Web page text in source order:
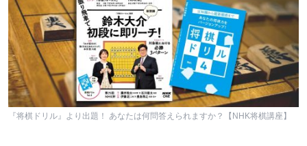
『将棋ドリル』より出題！ あなたは何問答えられますか？【NHK将棋講座】